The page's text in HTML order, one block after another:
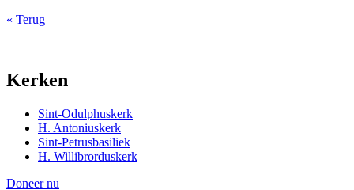
« Terug
Kerken
Sint-Odulphuskerk
H. Antoniuskerk
Sint-Petrusbasiliek
H. Willibrorduskerk
Doneer nu